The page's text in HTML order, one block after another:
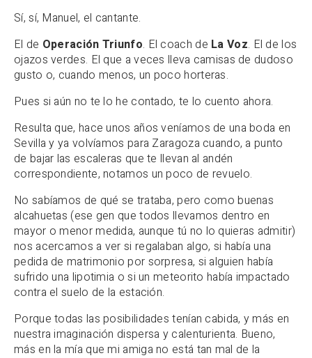
Sí, sí, Manuel, el cantante.
El de Operación Triunfo. El coach de La Voz. El de los
ojazos verdes. El que a veces lleva camisas de dudoso
gusto o, cuando menos, un poco horteras.
Pues si aún no te lo he contado, te lo cuento ahora.
Resulta que, hace unos años veníamos de una boda en
Sevilla y ya volvíamos para Zaragoza cuando, a punto
de bajar las escaleras que te llevan al andén
correspondiente, notamos un poco de revuelo.
No sabíamos de qué se trataba, pero como buenas
alcahuetas (ese gen que todos llevamos dentro en
mayor o menor medida, aunque tú no lo quieras admitir)
nos acercamos a ver si regalaban algo, si había una
pedida de matrimonio por sorpresa, si alguien había
sufrido una lipotimia o si un meteorito había impactado
contra el suelo de la estación.
Porque todas las posibilidades tenían cabida, y más en
nuestra imaginación dispersa y calenturienta. Bueno,
más en la mía que mi amiga no está tan mal de la